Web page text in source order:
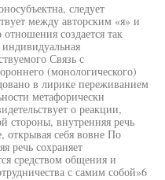
следует
между авторским «я» и
создается так
индивидуальная
Связь с
(монологического)
в лирике переживанием
метафорически
о реакции,
стороны, внутренняя речь
открывая себя вовне По
речь сохраняет
средством общения и
с самим собой»6